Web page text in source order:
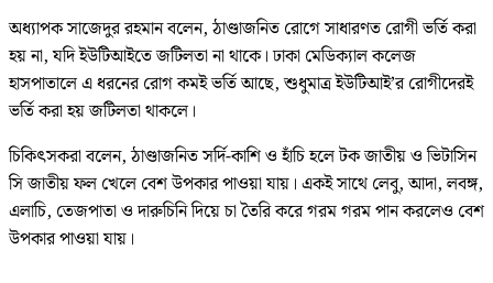
অধ্যাপক সাজেদুর রহমান বলেন, ঠাণ্ডাজনিত রোগে সাধারণত রোগী ভর্তি করা
হয় না, যদি ইউটিআইতে জটিলতা না থাকে। ঢাকা মেডিক্যাল কলেজ
হাসপাতালে এ ধরনের রোগ কমই ভর্তি আছে, শুধুমাত্র ইউটিআই’র রোগীদেরই
ভর্তি করা হয় জটিলতা থাকলে।
চিকিৎসকরা বলেন, ঠাণ্ডাজনিত সর্দি-কাশি ও হাঁচি হলে টক জাতীয় ও ভিটাসিন
সি জাতীয় ফল খেলে বেশ উপকার পাওয়া যায়। একই সাথে লেবু, আদা, লবঙ্গ,
এলাচি, তেজপাতা ও দারুচিনি দিয়ে চা তৈরি করে গরম গরম পান করলেও বেশ
উপকার পাওয়া যায়।